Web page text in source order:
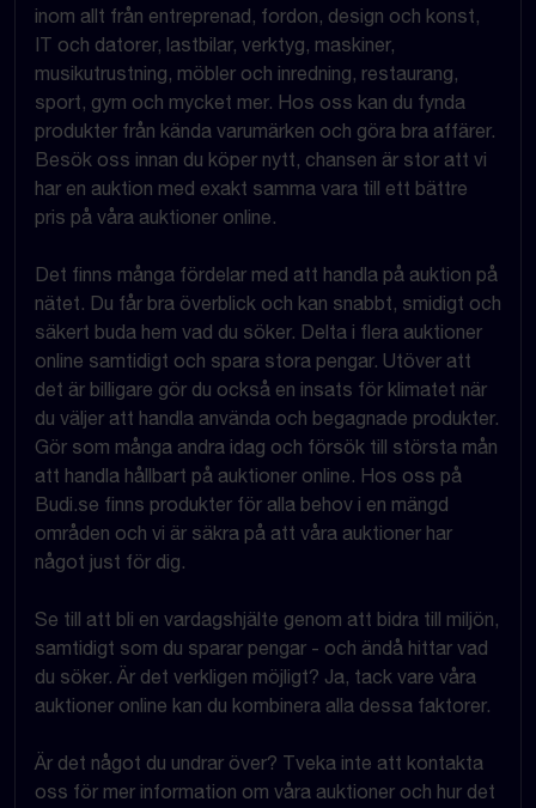
inom allt från entreprenad, fordon, design och konst,
IT och datorer, lastbilar, verktyg, maskiner,
musikutrustning, möbler och inredning, restaurang,
sport, gym och mycket mer. Hos oss kan du fynda
produkter från kända varumärken och göra bra affärer.
Besök oss innan du köper nytt, chansen är stor att vi
har en auktion med exakt samma vara till ett bättre
pris på våra auktioner online.
Det finns många fördelar med att handla på auktion på
nätet. Du får bra överblick och kan snabbt, smidigt och
säkert buda hem vad du söker. Delta i flera auktioner
online samtidigt och spara stora pengar. Utöver att
det är billigare gör du också en insats för klimatet när
du väljer att handla använda och begagnade produkter.
Gör som många andra idag och försök till största mån
att handla hållbart på auktioner online. Hos oss på
Budi.se finns produkter för alla behov i en mängd
områden och vi är säkra på att våra auktioner har
något just för dig.
Se till att bli en vardagshjälte genom att bidra till miljön,
samtidigt som du sparar pengar - och ändå hittar vad
du söker. Är det verkligen möjligt? Ja, tack vare våra
auktioner online kan du kombinera alla dessa faktorer.
Är det något du undrar över? Tveka inte att kontakta
oss för mer information om våra auktioner och hur det